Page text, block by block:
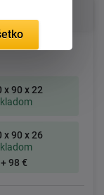
x 90 x 22
x 90 x 26
+ 98 €